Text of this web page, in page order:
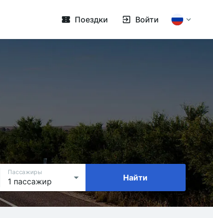
Поездки Войти
Пассажиры
Найти